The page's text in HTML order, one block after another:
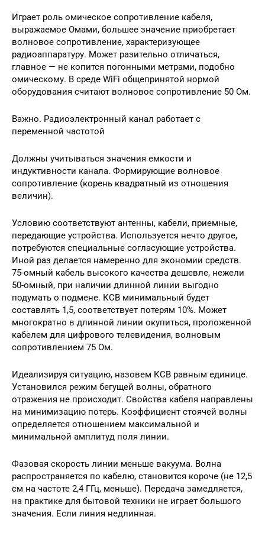
Играет роль омическое сопротивление кабеля,
выражаемое Омами, большее значение приобретает
волновое сопротивление, характеризующее
радиоаппаратуру. Может разительно отличаться,
главное — не копится погонными метрами, подобно
омическому. В среде WiFi общепринятой нормой
оборудования считают волновое сопротивление 50 Ом.
Важно. Радиоэлектронный канал работает с
переменной частотой
Должны учитываться значения емкости и
индуктивности канала. Формирующие волновое
сопротивление (корень квадратный из отношения
величин).
Условию соответствуют антенны, кабели, приемные,
передающие устройства. Используется нечто другое,
потребуются специальные согласующие устройства.
Иной раз делается намеренно для экономии средств.
75-омный кабель высокого качества дешевле, нежели
50-омный, при наличии длинной линии выгодно
подумать о подмене. КСВ минимальный будет
составлять 1,5, соответствует потерям 10%. Может
многократно в длинной линии окупиться, проложенной
кабелем для цифрового телевидения, волновым
сопротивлением 75 Ом.
Идеализируя ситуацию, назовем КСВ равным единице.
Установился режим бегущей волны, обратного
отражения не происходит. Свойства кабеля направлены
на минимизацию потерь. Коэффициент стоячей волны
определяется отношением максимальной и
минимальной амплитуд поля линии.
Фазовая скорость линии меньше вакуума. Волна
распространяется по кабелю, становится короче (не 12,5
см на частоте 2,4 ГГц, меньше). Передача замедляется,
на практике для бытовой техники не играет большого
значения. Если линия недлинная.